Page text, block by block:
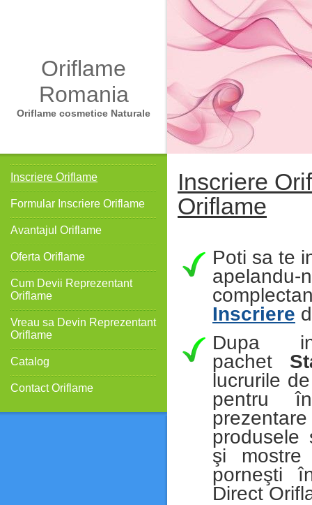
Oriflame
Romania
Oriflame cosmetice Naturale
Inscriere Oriflame
Formular Inscriere Oriflame
Avantajul Oriflame
Oferta Oriflame
Cum Devii Reprezentant
Oriflame
Vreau sa Devin Reprezentant
Oriflame
Catalog
Contact Oriflame
Inscriere
Oriflame
Poti sa te
apelandu-
Inscriere
Dupa
pachet
lucrurile
pentru
produsele
şi
porneşti
Direct